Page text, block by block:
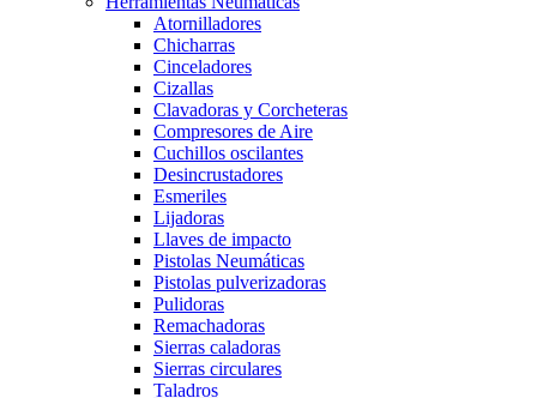
Atornilladores
Chicharras
Cinceladores
Cizallas
Clavadoras y Corcheteras
Compresores de Aire
Cuchillos oscilantes
Desincrustadores
Esmeriles
Lijadoras
Llaves de impacto
Pistolas Neumáticas
Pistolas pulverizadoras
Pulidoras
Remachadoras
Sierras caladoras
Sierras circulares
Taladros